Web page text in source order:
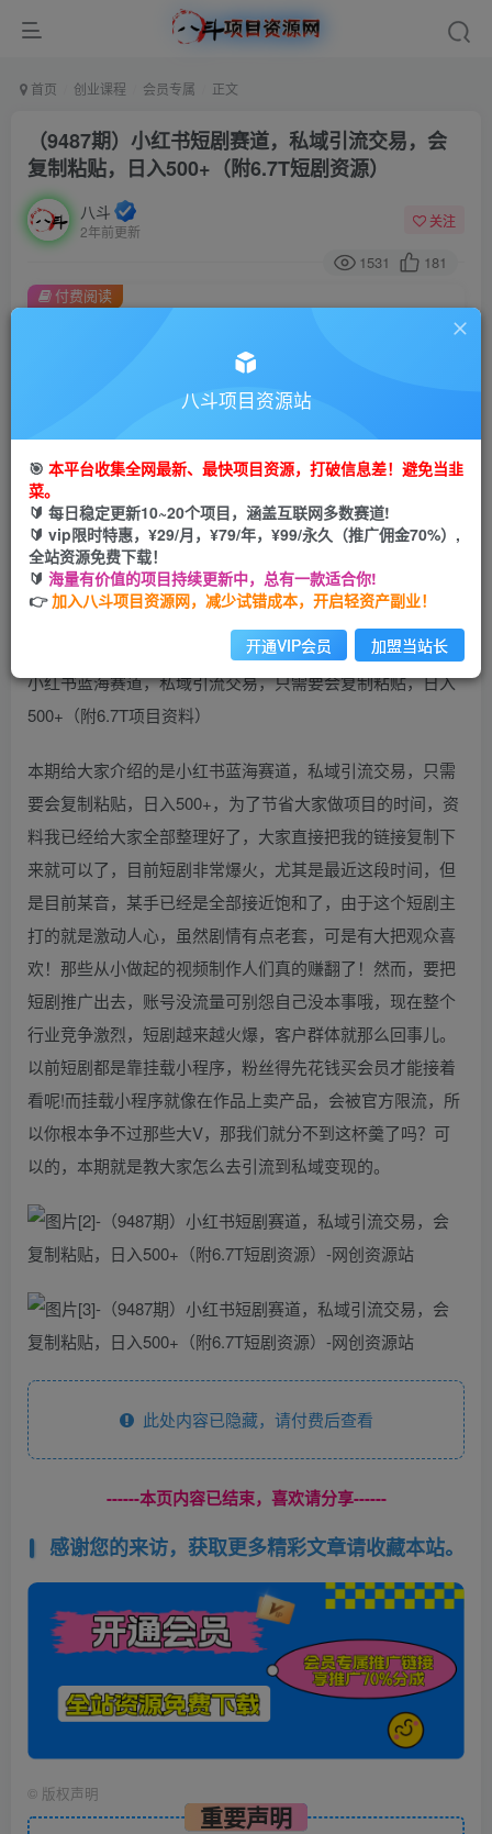
首页 创业课程 会员专属 正文
（9487期）小红书短剧赛道，私域引流交易，会
复制粘贴，日入500+（附6.7T短剧资源）
八斗
2年前更新
关注
1531 181
此内容为付费阅读，请付费后查看
会员专属资源
您暂无购买权限，请先开通会员
开通会员
付费阅读
小红书蓝海赛道，私域引流交易，只需要会复制粘贴，日入
500+（附6.7T项目资料）
本期给大家介绍的是小红书蓝海赛道，私域引流交易，只需
要会复制粘贴，日入500+，为了节省大家做项目的时间，资
料我已经给大家全部整理好了，大家直接把我的链接复制下
来就可以了，目前短剧非常爆火，尤其是最近这段时间，但
是目前某音，某手已经是全部接近饱和了，由于这个短剧主
打的就是激动人心，虽然剧情有点老套，可是有大把观众喜
欢！那些从小做起的视频制作人们真的赚翻了！然而，要把
短剧推广出去，账号没流量可别怨自己没本事哦，现在整个
行业竞争激烈，短剧越来越火爆，客户群体就那么回事儿。
以前短剧都是靠挂载小程序，粉丝得先花钱买会员才能接着
看呢!而挂载小程序就像在作品上卖产品，会被官方限流，所
以你根本争不过那些大V，那我们就分不到这杯羹了吗？可
以的，本期就是教大家怎么去引流到私域变现的。
此处内容已隐藏，请付费后查看
------本页内容已结束，喜欢请分享------
感谢您的来访，获取更多精彩文章请收藏本站。
© 版权声明
重要声明
八斗项目资源站
🎯 本平台收集全网最新、最快项目资源，打破信息差！避免当韭
菜。
🔰 每日稳定更新10~20个项目，涵盖互联网多数赛道!
🔰 vip限时特惠，¥29/月，¥79/年，¥99/永久（推广佣金70%）,
全站资源免费下载！
🔰 海量有价值的项目持续更新中，总有一款适合你!
👉加入八斗项目资源网，减少试错成本，开启轻资产副业！
开通VIP会员 加盟当站长